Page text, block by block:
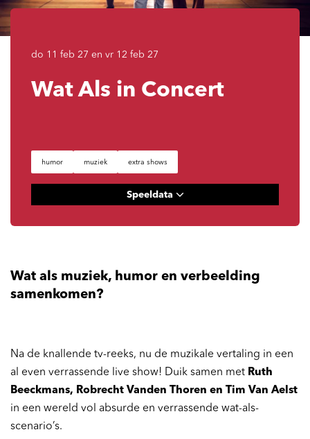
Wat Als in Concert
do 11 feb 27 en vr 12 feb 27
humor muziek extra shows
Speeldata
Wat als muziek, humor en verbeelding
samenkomen?
Na de knallende tv-reeks, nu de muzikale vertaling in een
al even verrassende live show! Duik samen met Ruth
Beeckmans, Robrecht Vanden Thoren en Tim Van Aelst
in een wereld vol absurde en verrassende wat-als-
scenario’s.